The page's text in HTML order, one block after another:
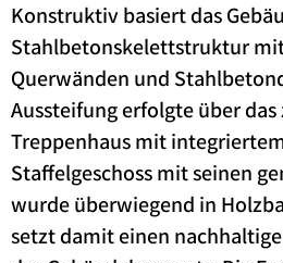
Konstruktiv basiert das
Stahlbetonskelettstruktur
Querwänden und
Aussteifung erfolgte über
Treppenhaus mit
Staffelgeschoss mit seinen
wurde überwiegend in
setzt damit einen